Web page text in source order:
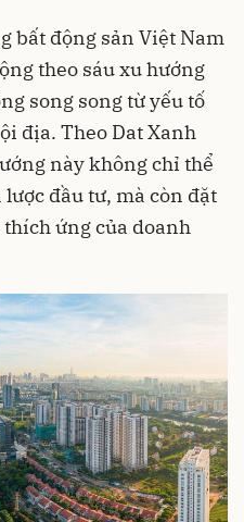
bất động sản Việt Nam
theo sáu xu hướng
song song từ yếu tố
địa. Theo Dat Xanh
này không chỉ thể
đầu tư, mà còn đặt
ứng của doanh